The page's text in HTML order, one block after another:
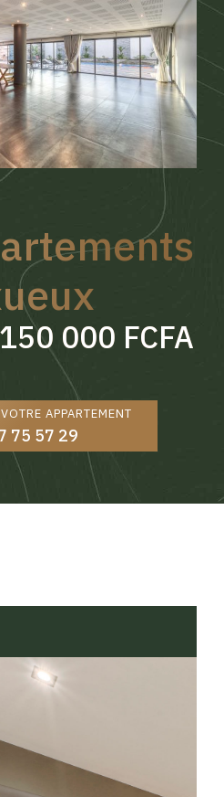
000 FCFA
APPARTEMENT
75 57 29